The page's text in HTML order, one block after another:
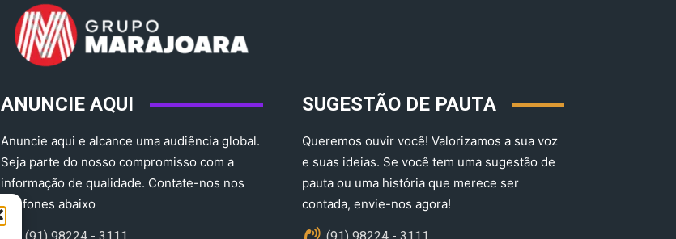
ANUNCIE AQUI
Anuncie aqui e alcance uma audiência global.
Seja parte do nosso compromisso com a
informação de qualidade. Contate-nos nos
telefones abaixo
SUGESTÃO DE PAUTA
Queremos ouvir você! Valorizamos a sua voz
e suas ideias. Se você tem uma sugestão de
pauta ou uma história que merece ser
contada, envie-nos agora!